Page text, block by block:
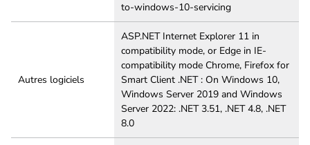
to-windows-10-servicing
Autres logiciels
ASP.NET Internet Explorer 11 in
compatibility mode, or Edge in IE-
compatibility mode Chrome, Firefox for
Smart Client .NET : On Windows 10,
Windows Server 2019 and Windows
Server 2022: .NET 3.51, .NET 4.8, .NET
8.0